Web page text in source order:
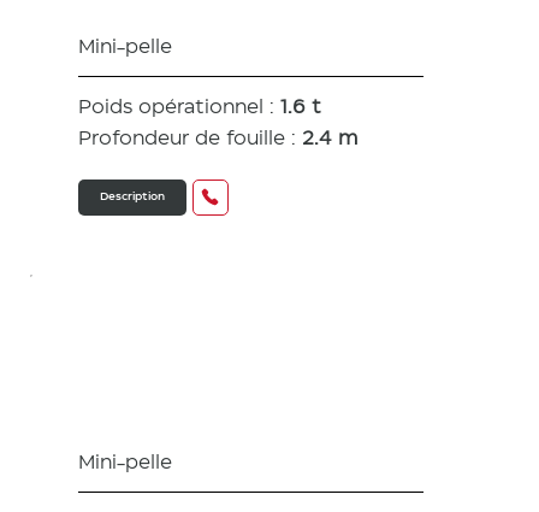
Mini-pelle
Poids opérationnel : 1.6 t
Profondeur de fouille : 2.4 m
Description
Mini-pelle